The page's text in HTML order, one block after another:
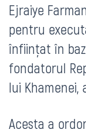
Ejraiye
pentru
înființat în
fondatorul
lui Khamenei,
Acesta a